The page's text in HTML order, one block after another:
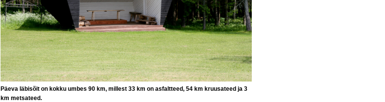
Päeva läbisõit on kokku umbes 90 km, millest 33 km on asfaltteed, 54 km kruusateed ja 3
km metsateed.